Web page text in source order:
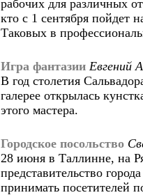
рабочих для различных
кто с 1 сентября пойдет
Таковых в
Игра фантазии
В год столетия
галерее открылась
этого мастера.
Городское посольство
28 июня в Таллинне, на
представительство
принимать посетителей